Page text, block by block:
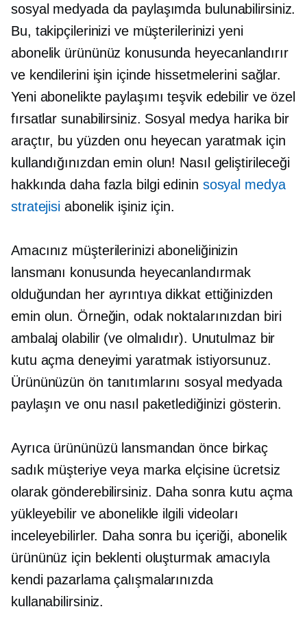
sosyal medyada da paylaşımda bulunabilirsiniz.
Bu, takipçilerinizi ve müşterilerinizi yeni
abonelik ürününüz konusunda heyecanlandırır
ve kendilerini işin içinde hissetmelerini sağlar.
Yeni abonelikte paylaşımı teşvik edebilir ve özel
fırsatlar sunabilirsiniz. Sosyal medya harika bir
araçtır, bu yüzden onu heyecan yaratmak için
kullandığınızdan emin olun! Nasıl geliştirileceği
hakkında daha fazla bilgi edinin sosyal medya
stratejisi abonelik işiniz için.
Amacınız müşterilerinizi aboneliğinizin
lansmanı konusunda heyecanlandırmak
olduğundan her ayrıntıya dikkat ettiğinizden
emin olun. Örneğin, odak noktalarınızdan biri
ambalaj olabilir (ve olmalıdır). Unutulmaz bir
kutu açma deneyimi yaratmak istiyorsunuz.
Ürününüzün ön tanıtımlarını sosyal medyada
paylaşın ve onu nasıl paketlediğinizi gösterin.
Ayrıca ürününüzü lansmandan önce birkaç
sadık müşteriye veya marka elçisine ücretsiz
olarak gönderebilirsiniz. Daha sonra kutu açma
yükleyebilir ve abonelikle ilgili videoları
inceleyebilirler. Daha sonra bu içeriği, abonelik
ürününüz için beklenti oluşturmak amacıyla
kendi pazarlama çalışmalarınızda
kullanabilirsiniz.